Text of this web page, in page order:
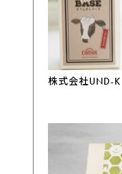
株式会社UND-K